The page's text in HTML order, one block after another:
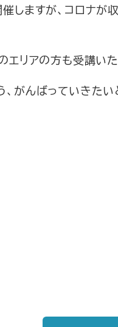
しますが、コロナが
エリアの方も受講いた
がんばっていきたい